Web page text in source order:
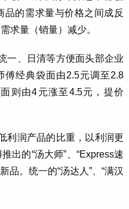
的需求量与价格之间成反
求量（销量）减少。
一、日清等方便面头部企业
傅经典袋面由2.5元调至2.8
则由4元涨至4.5元，提价
利润产品的比重，以利润更
出的“汤大师”、“Express速
品。统一的“汤达人”、“满汉